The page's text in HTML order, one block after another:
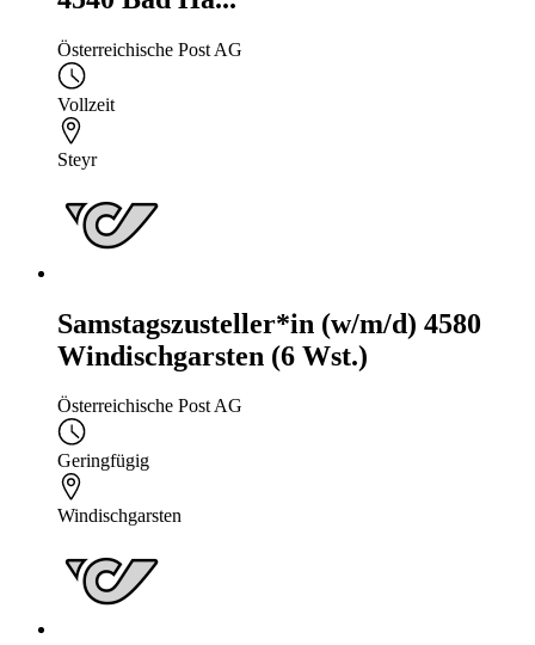
Österreichische Post AG
Vollzeit
Steyr
Samstagszusteller*in (w/m/d) 4580
Windischgarsten (6 Wst.)
Österreichische Post AG
Geringfügig
Windischgarsten